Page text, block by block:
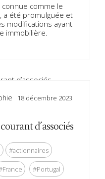
comme le
a été promulguée et
modifications ayant
immobilière.
18 décembre 2023
d’associés
#actionnaires
#Portugal